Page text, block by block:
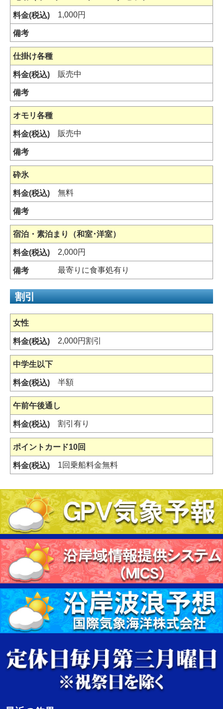
1,000円
仕掛け各種
販売中
オモリ各種
販売中
砕氷
無料
宿泊・素泊まり（和室･洋室）
2,000円
最寄りに食事処有り
割引
女性
2,000円割引
中学生以下
半額
午前午後通し
割引有り
ポイントカード10回
1回乗船料金無料